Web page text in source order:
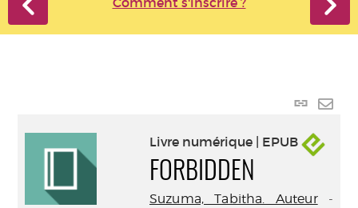
Lien
Livre numérique | EPUB
FORBIDDEN
Suzuma, Tabitha. Auteur-